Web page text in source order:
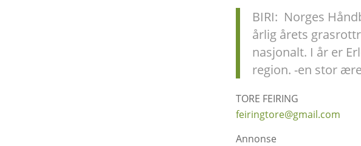
BIRI: Norges
årlig årets
nasjonalt. I år er
region. -en stor
TORE FEIRING
feiringtore@gmail.com
Annonse